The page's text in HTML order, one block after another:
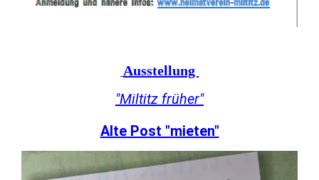
Ausstellung
"Miltitz früher"
Alte Post "mieten"